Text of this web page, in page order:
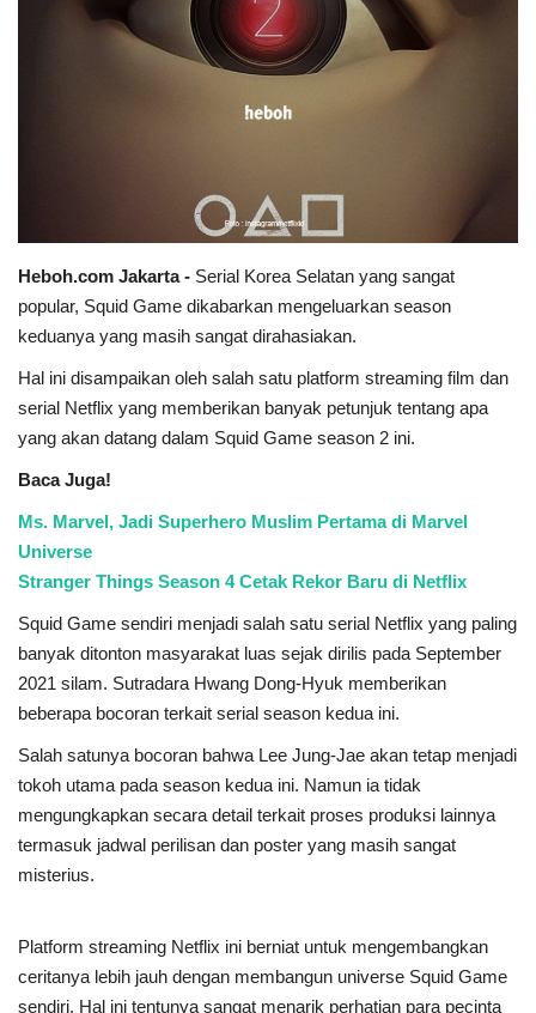
Heboh.com Jakarta - Serial Korea Selatan yang sangat
popular, Squid Game dikabarkan mengeluarkan season
keduanya yang masih sangat dirahasiakan.
Hal ini disampaikan oleh salah satu platform streaming film dan
serial Netflix yang memberikan banyak petunjuk tentang apa
yang akan datang dalam Squid Game season 2 ini.
Baca Juga!
Ms. Marvel, Jadi Superhero Muslim Pertama di Marvel
Universe
Stranger Things Season 4 Cetak Rekor Baru di Netflix
Squid Game sendiri menjadi salah satu serial Netflix yang paling
banyak ditonton masyarakat luas sejak dirilis pada September
2021 silam. Sutradara Hwang Dong-Hyuk memberikan
beberapa bocoran terkait serial season kedua ini.
Salah satunya bocoran bahwa Lee Jung-Jae akan tetap menjadi
tokoh utama pada season kedua ini. Namun ia tidak
mengungkapkan secara detail terkait proses produksi lainnya
termasuk jadwal perilisan dan poster yang masih sangat
misterius.
Platform streaming Netflix ini berniat untuk mengembangkan
ceritanya lebih jauh dengan membangun universe Squid Game
sendiri. Hal ini tentunya sangat menarik perhatian para pecinta